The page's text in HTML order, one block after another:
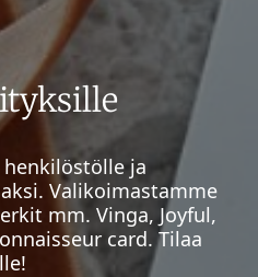
ja
Valikoimastamme
mm. Vinga, Joyful,
card. Tilaa